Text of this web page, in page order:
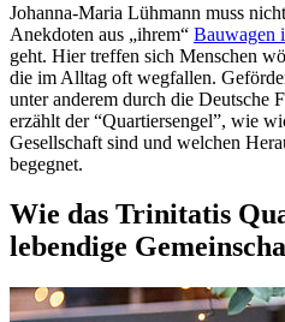
Johanna-Maria Lühmann muss
Anekdoten aus „ihrem“ Bauwagen
geht. Hier treffen sich Menschen
die im Alltag oft wegfallen.
unter anderem durch die Deutsche
erzählt der “Quartiersengel”, wie
Gesellschaft sind und welchen
begegnet.
Wie das Trinitatis
lebendige